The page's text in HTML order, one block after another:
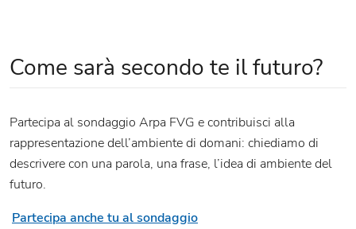
Come sarà secondo te il futuro?
Partecipa al sondaggio Arpa FVG e contribuisci alla
rappresentazione dell’ambiente di domani: chiediamo di
descrivere con una parola, una frase, l’idea di ambiente del
futuro.
Partecipa anche tu al sondaggio